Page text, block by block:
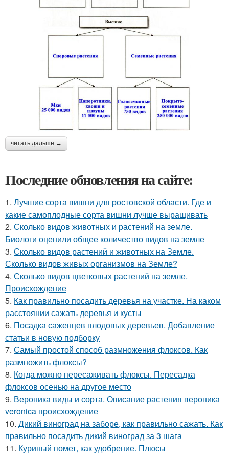
читать дальше →
Последние обновления на сайте:
1. Лучшие сорта вишни для ростовской области. Где и
какие самоплодные сорта вишни лучше выращивать
2. Сколько видов животных и растений на земле.
Биологи оценили общее количество видов на земле
3. Сколько видов растений и животных на Земле.
Сколько видов живых организмов на Земле?
4. Сколько видов цветковых растений на земле.
Происхождение
5. Как правильно посадить деревья на участке. На каком
расстоянии сажать деревья и кусты
6. Посадка саженцев плодовых деревьев. Добавление
статьи в новую подборку
7. Самый простой способ размножения флоксов. Как
размножить флоксы?
8. Когда можно пересаживать флоксы. Пересадка
флоксов осенью на другое место
9. Вероника виды и сорта. Описание растения вероника
veronica происхождение
10. Дикий виноград на заборе, как правильно сажать. Как
правильно посадить дикий виноград за 3 шага
11. Куриный помет, как удобрение. Плюсы